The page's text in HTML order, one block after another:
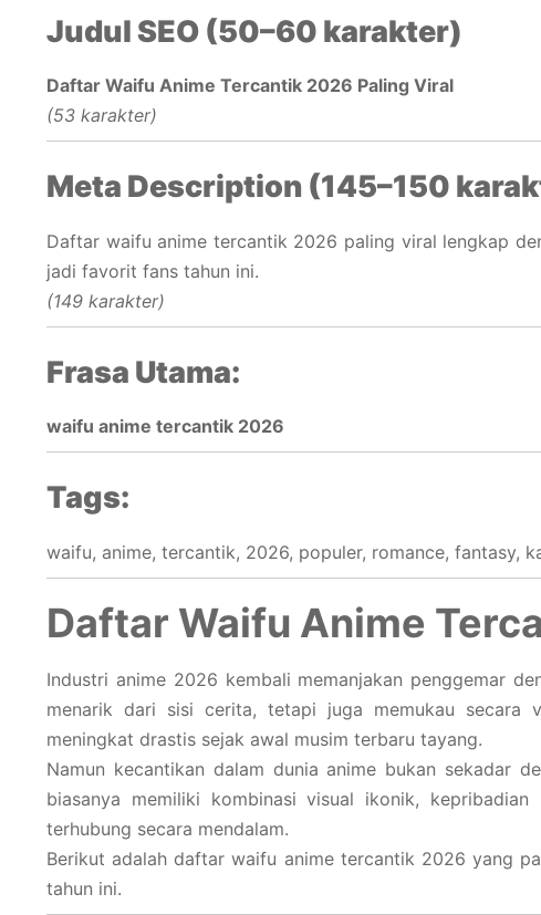
Judul SEO (50–60 karakter)
Daftar Waifu Anime Tercantik 2026 Paling Viral
(53 karakter)
Meta Description (145–150
Daftar waifu anime tercantik 2026 paling viral lengkap
jadi favorit fans tahun ini.
(149 karakter)
Frasa Utama:
waifu anime tercantik 2026
Tags:
waifu, anime, tercantik, 2026, populer, romance, fantasy,
Daftar Waifu Anime
Industri anime 2026 kembali memanjakan penggemar
menarik dari sisi cerita, tetapi juga memukau secara
meningkat drastis sejak awal musim terbaru tayang.
Namun kecantikan dalam dunia anime bukan sekadar
biasanya memiliki kombinasi visual ikonik,
terhubung secara mendalam.
Berikut adalah daftar waifu anime tercantik 2026 yang
tahun ini.